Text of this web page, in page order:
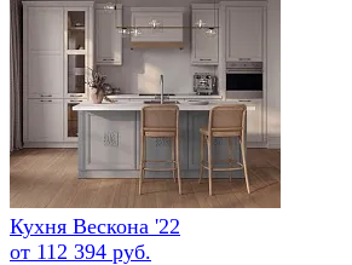
Кухня Вескона '22
от 112 394 руб.